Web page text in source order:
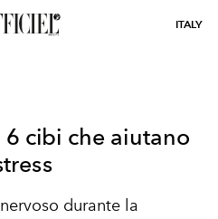
ITALY
cibi che aiutano
durante la